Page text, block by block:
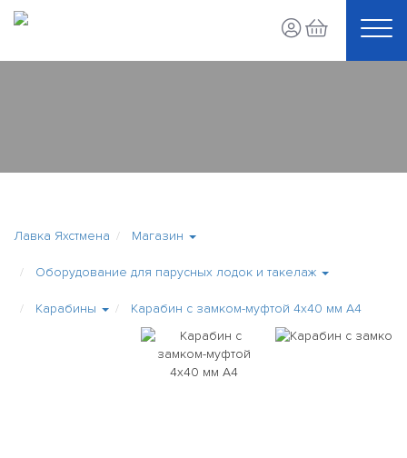
Лавка Яхстмена Магазин
Оборудование для парусных лодок и такелаж
Карабины Карабин с замком-муфтой 4х40 мм А4